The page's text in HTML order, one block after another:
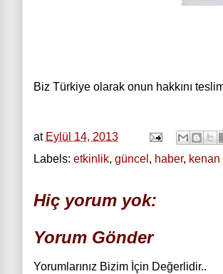
Biz Türkiye olarak onun hakkını
at Eylül 14, 2013
Labels: etkinlik, güncel , haber,
Hiç yorum yok:
Yorum Gönder
Yorumlarınız Bizim İçin Değerlidir..